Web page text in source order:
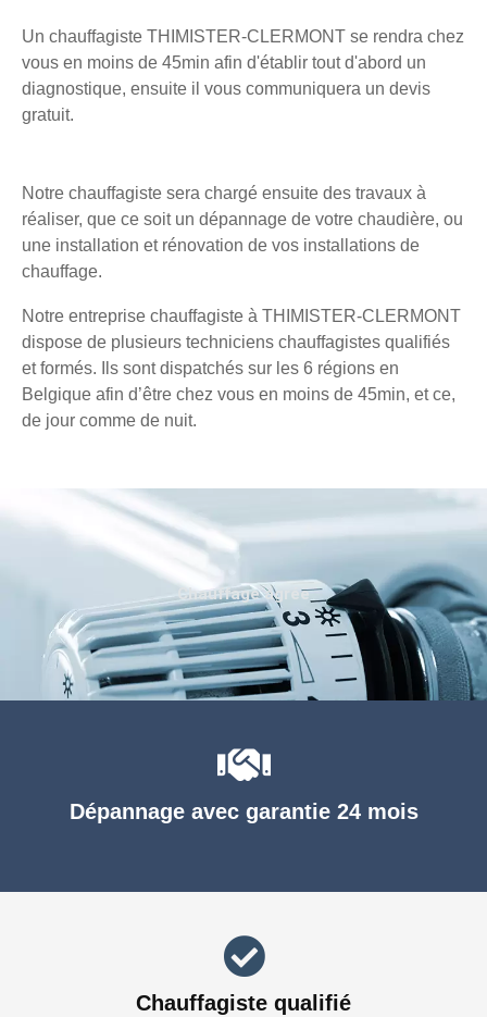
Un chauffagiste THIMISTER-CLERMONT se rendra chez
vous en moins de 45min afin d'établir tout d'abord un
diagnostique, ensuite il vous communiquera un devis
gratuit.
Notre chauffagiste sera chargé ensuite des travaux à
réaliser, que ce soit un dépannage de votre chaudière, ou
une installation et rénovation de vos installations de
chauffage.
Notre entreprise chauffagiste à THIMISTER-CLERMONT
dispose de plusieurs techniciens chauffagistes qualifiés
et formés. Ils sont dispatchés sur les 6 régions en
Belgique afin d’être chez vous en moins de 45min, et ce,
de jour comme de nuit.
Dépannage avec garantie 24 mois
Chauffagiste qualifié
Chauffage agréé